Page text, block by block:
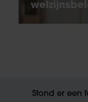
Stond er een